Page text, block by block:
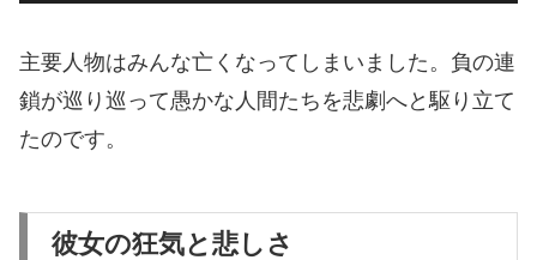
主要人物はみんな亡くなってしまいました。負の連
鎖が巡り巡って愚かな人間たちを悲劇へと駆り立て
たのです。
彼女の狂気と悲しさ